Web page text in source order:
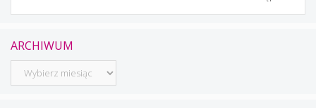
ARCHIWUM
Archiwum